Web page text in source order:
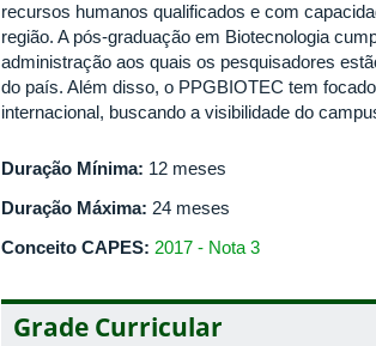
recursos humanos qualificados e com
região. A pós-graduação em Biotecnologia
administração aos quais os pesquisadores
do país. Além disso, o PPGBIOTEC tem
internacional, buscando a visibilidade do
Duração Mínima: 12 meses
Duração Máxima: 24 meses
Conceito CAPES: 2017 - Nota 3
Grade Curricular